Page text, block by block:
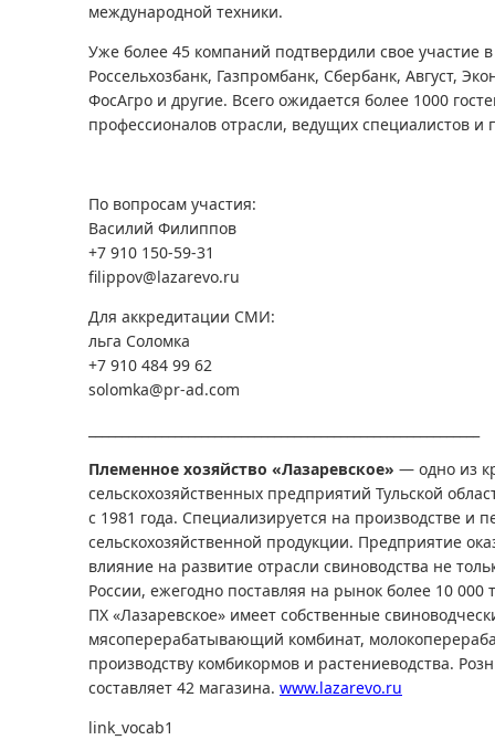
международной техники.
Уже более 45 компаний подтвердили свое участие
Россельхозбанк, Газпромбанк, Сбербанк, Август,
ФосАгро и другие. Всего ожидается более 1000
профессионалов отрасли, ведущих специалистов и
По вопросам участия:
Василий Филиппов
+7 910 150-59-31
filippov@lazarevo.ru
Для аккредитации СМИ:
льга Соломка
+7 910 484 99 62
solomka@pr-ad.com
Племенное хозяйство «Лазаревское» — одно из
сельскохозяйственных предприятий Тульской
с 1981 года. Специализируется на производстве и
сельскохозяйственной продукции. Предприятие
влияние на развитие отрасли свиноводства не
России, ежегодно поставляя на рынок более 10
ПХ «Лазаревское» имеет собственные
мясоперерабатывающий комбинат,
производству комбикормов и растениеводства.
составляет 42 магазина. www.lazarevo.ru
link_vocab1